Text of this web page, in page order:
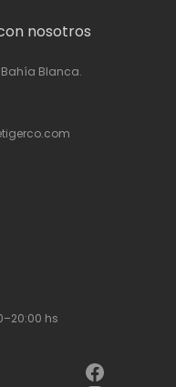
nosotros
Bahía Blanca.
hs
Facebook